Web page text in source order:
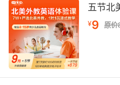
200词读后感的蜕变。某
经过12个月系统训练，其
至4.5，相当于美式同龄儿
化进步极大增强了学习动
提升的本质，是通过科学
维品质的协同发展。
五节北
¥9 原